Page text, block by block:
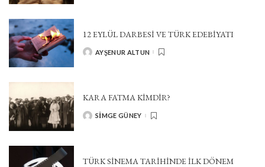
12 EYLÜL DARBESI VE TÜRK EDEBIYATI
POSTED
AYŞENUR ALTUN
KARA FATMA KIMDIR?
POSTED
SIMGE GÜNEY
TÜRK SINEMA TARIHINDE İLK DÖNEM